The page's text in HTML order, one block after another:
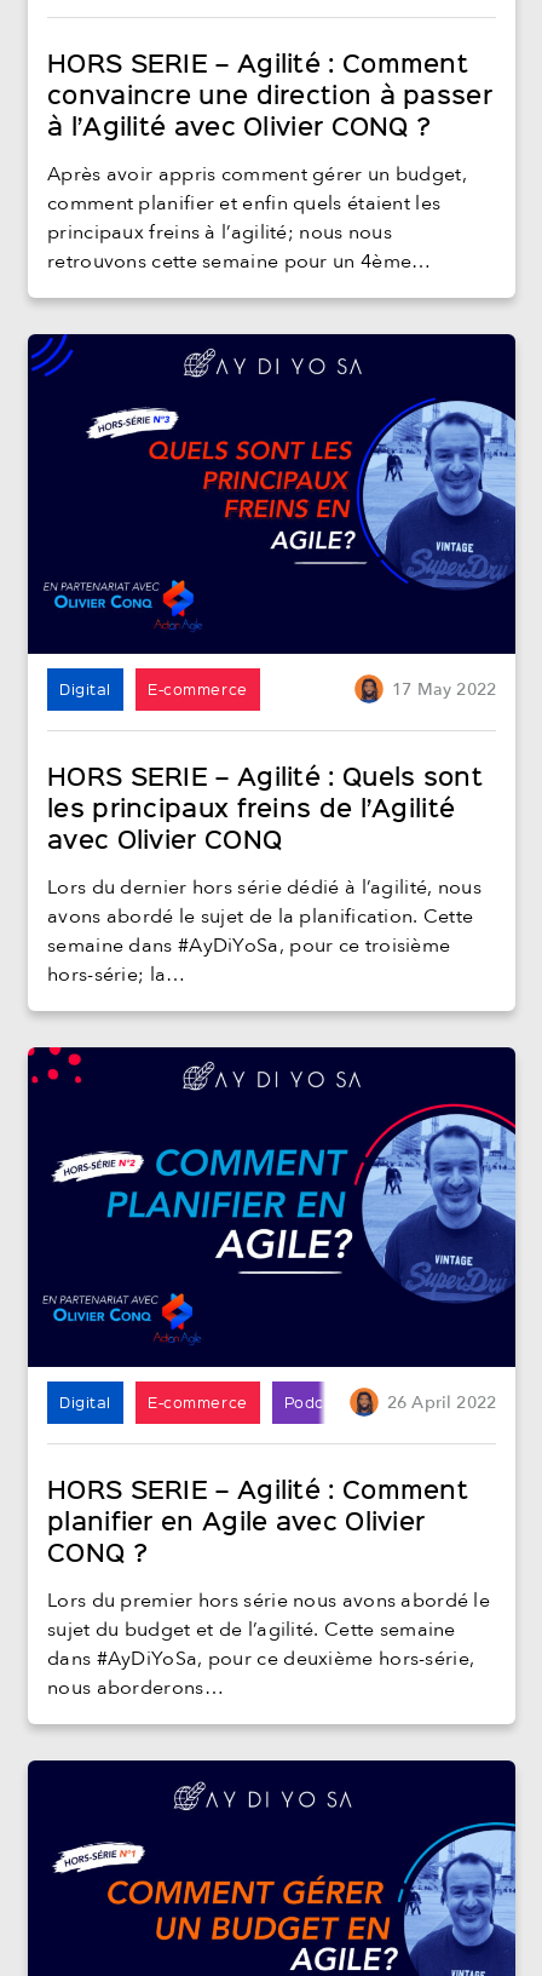
HORS SERIE – Agilité : Comment
convaincre une direction à passer
à l’Agilité avec Olivier CONQ ?
Après avoir appris comment gérer un budget,
comment planifier et enfin quels étaient les
principaux freins à l’agilité; nous nous
retrouvons cette semaine pour un 4ème…
Digital E-commerce 17 May 2022
HORS SERIE – Agilité : Quels sont
les principaux freins de l’Agilité
avec Olivier CONQ
Lors du dernier hors série dédié à l’agilité, nous
avons abordé le sujet de la planification. Cette
semaine dans #AyDiYoSa, pour ce troisième
hors-série; la…
Digital E-commerce Podcast 26April 2022
HORS SERIE – Agilité : Comment
planifier en Agile avec Olivier
CONQ ?
Lors du premier hors série nous avons abordé le
sujet du budget et de l’agilité. Cette semaine
dans #AyDiYoSa, pour ce deuxième hors-série,
nous aborderons…